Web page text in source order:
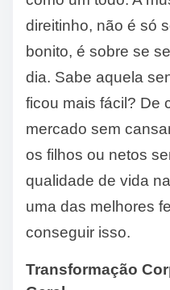
direitinho, não é só
bonito, é sobre se
dia. Sabe aquela
ficou mais fácil? De
mercado sem
os filhos ou netos
qualidade de vida
uma das melhores
conseguir isso.
Transformação